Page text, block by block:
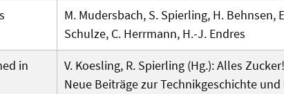
M. Mudersbach, S. Spierling, H. Behnsen,
Schulze, C. Herrmann, H.-J. Endres
in
V. Koesling, R. Spierling (Hg.): Alles
Neue Beiträge zur Technikgeschichte